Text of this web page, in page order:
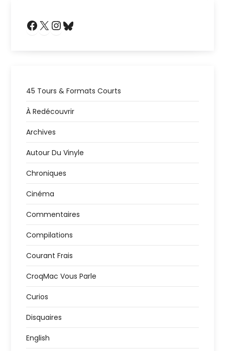
Facebook
X Instagram
45 Tours & Formats Courts
À Redécouvrir
Archives
Autour Du Vinyle
Chroniques
Cinéma
Commentaires
Compilations
Courant Frais
CroqMac Vous Parle
Curios
Disquaires
English